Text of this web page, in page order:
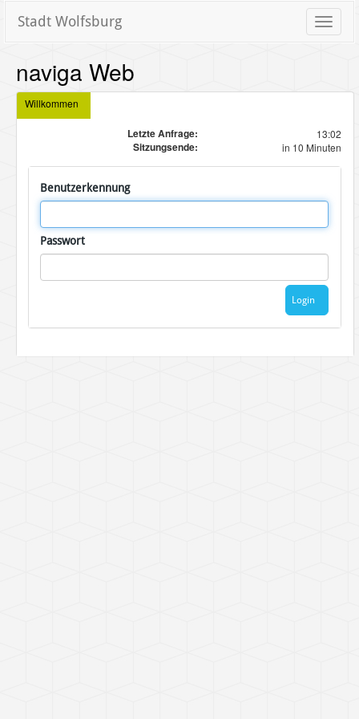
Toggle
Stadt Wolfsburg
naviga Web
Willkommen
Letzte Anfrage: 13:02
Sitzungsende: in 10 Minuten
Benutzerkennung
Passwort